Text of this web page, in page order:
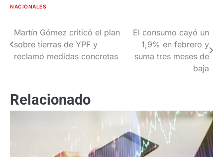
NACIONALES
Navegación
de
Martín Gómez criticó el plan
sobre tierras de YPF y
reclamó medidas concretas
El consumo cayó un
1,9% en febrero y
suma tres meses de
baja
Relacionado